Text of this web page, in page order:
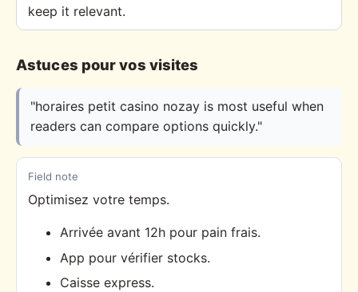
keep it relevant.
Astuces pour vos visites
"horaires petit casino nozay is most useful when
readers can compare options quickly."
Field note
Optimisez votre temps.
Arrivée avant 12h pour pain frais.
App pour vérifier stocks.
Caisse express.